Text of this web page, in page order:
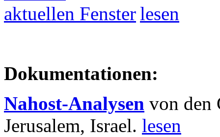
lesen
Dokumentationen:
Nahost-Analysen von den
Jerusalem, Israel. lesen